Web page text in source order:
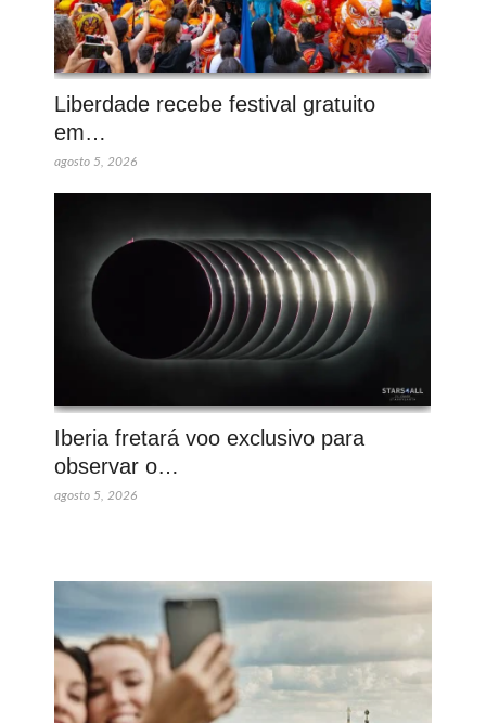
Liberdade recebe festival gratuito
em…
agosto 5, 2026
Iberia fretará voo exclusivo para
observar o…
agosto 5, 2026